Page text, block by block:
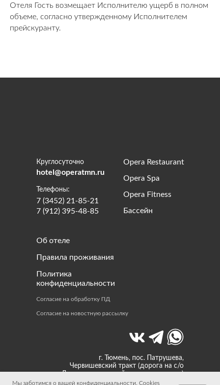
Мы заботимся о вашей конфиденциальности. Cookies
Отеля Гость возмещает Исполнителю ущерб в полном
объеме, согласно утвержденному Исполнителем
прейскуранту.
Политика
конфиденциальности
г. Тюмень, пос. Патрушева,
Червишевский тракт (дорога на с/о
«Дорожник», первый поворот направо)
7 (3452) 21-85-21
Телефоны:
7 (912) 395-48-85
Круглосуточно
Правила проживания
Об отеле
Opera Restaurant
Opera Spa
Opera Fitness
Бассейн
Согласие на новостную рассылку
Согласие на обработку ПД
hotel@operatmn.ru